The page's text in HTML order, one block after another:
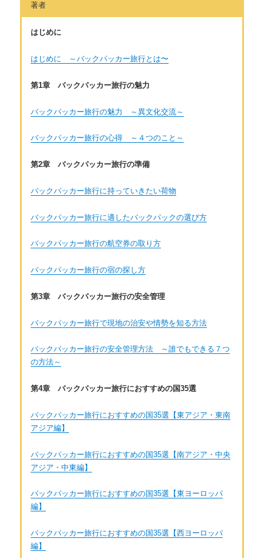
著者
はじめに
はじめに ～バックパッカー旅行とは〜
第1章 バックパッカー旅行の魅力
バックパッカー旅行の魅力 ～異文化交流～
バックパッカー旅行の心得 ～４つのこと～
第2章 バックパッカー旅行の準備
バックパッカー旅行に持っていきたい荷物
バックパッカー旅行に適したバックパックの選び方
バックパッカー旅行の航空券の取り方
バックパッカー旅行の宿の探し方
第3章 バックパッカー旅行の安全管理
バックパッカー旅行で現地の治安や情勢を知る方法
バックパッカー旅行の安全管理方法 ～誰でもできる７つ
の方法～
第4章 バックパッカー旅行におすすめの国35選
バックパッカー旅行におすすめの国35選【東アジア・東南
アジア編】
バックパッカー旅行におすすめの国35選【南アジア・中央
アジア・中東編】
バックパッカー旅行におすすめの国35選【東ヨーロッパ
編】
バックパッカー旅行におすすめの国35選【西ヨーロッパ
編】